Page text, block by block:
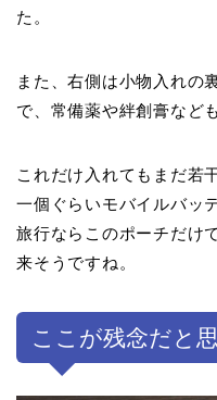
た。
また、右側は小物入れの
で、常備薬や絆創膏など
これだけ入れてもまだ若
一個ぐらいモバイルバッ
旅行ならこのポーチだけ
来そうですね。
ここが残念だと